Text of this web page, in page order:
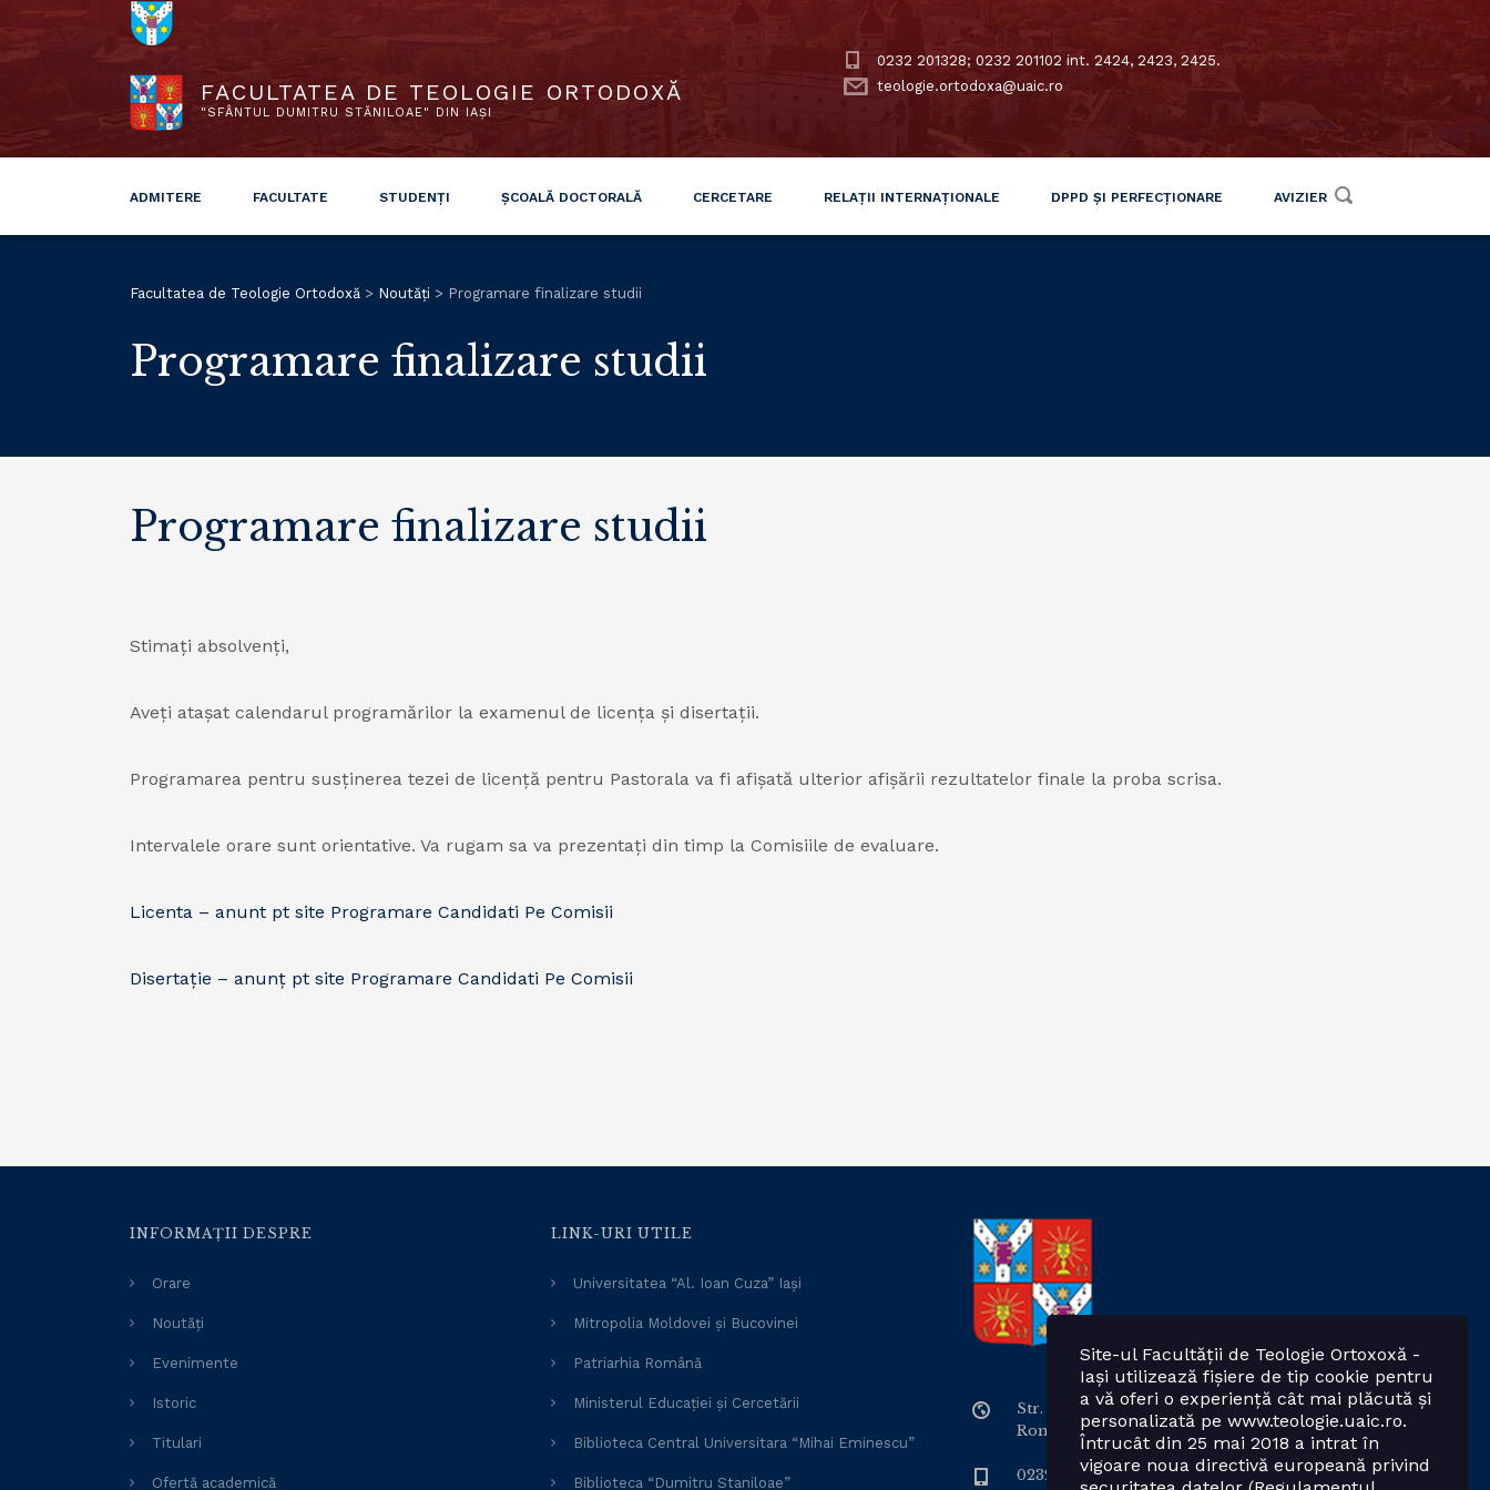
FACULTATEA DE TEOLOGIE ORTODOXĂ
"SFÂNTUL DUMITRU STĂNILOAE" DIN IAȘI
0232 201328; 0232 201102 int. 2424, 2423, 2425.
teologie.ortodoxa@uaic.ro
ADMITERE FACULTATE STUDENȚI ȘCOALĂ DOCTORALĂ CERCETARE RELAȚII INTERNAȚIONALE DPPD ȘI PERFECȚIONARE AVIZIER
Facultatea de Teologie Ortodoxă > Noutăți > Programare finalizare studii
Programare finalizare studii
Programare finalizare studii
Stimați absolvenți,
Aveți atașat calendarul programărilor la examenul de licența și disertații.
Programarea pentru susținerea tezei de licență pentru Pastorala va fi afișată ulterior afișării rezultatelor finale la proba scrisa.
Intervalele orare sunt orientative. Va rugam sa va prezentați din timp la Comisiile de evaluare.
Licenta – anunt pt site Programare Candidati Pe Comisii
Disertație – anunț pt site Programare Candidati Pe Comisii
INFORMAȚII DESPRE
Orare
Noutăți
Evenimente
Istoric
Titulari
Ofertă academică
LINK-URI UTILE
Universitatea “Al. Ioan Cuza” Iași
Mitropolia Moldovei și Bucovinei
Patriarhia Română
Ministerul Educației și Cercetării
Biblioteca Central Universitara “Mihai Eminescu”
Biblioteca “Dumitru Staniloae”
Str. Lozonschi Iordache nr. 9, Iaşi, 700066,
România
0232 201328; 0232 201102 int. 2424, 2423, 2425
Site-ul Facultății de Teologie Ortoxoxă -
Iași utilizează fișiere de tip cookie pentru
a vă oferi o experiență cât mai plăcută și
personalizată pe www.teologie.uaic.ro.
Întrucât din 25 mai 2018 a intrat în
vigoare noua directivă europeană privind